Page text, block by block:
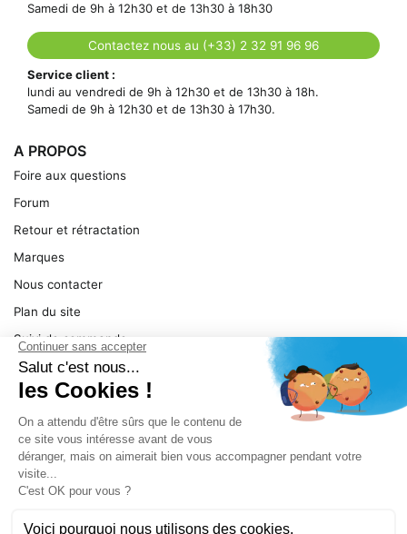
Samedi de 9h à 12h30 et de 13h30 à 18h30
Contactez nous au (+33) 2 32 91 96 96
Service client :
lundi au vendredi de 9h à 12h30 et de 13h30 à 18h.
Samedi de 9h à 12h30 et de 13h30 à 17h30.
A PROPOS
Foire aux questions
Forum
Retour et rétractation
Marques
Nous contacter
Plan du site
Suivi de commande
Ma facture
Mentions légales
Conditions générales
SERVICE
Pièces détachées